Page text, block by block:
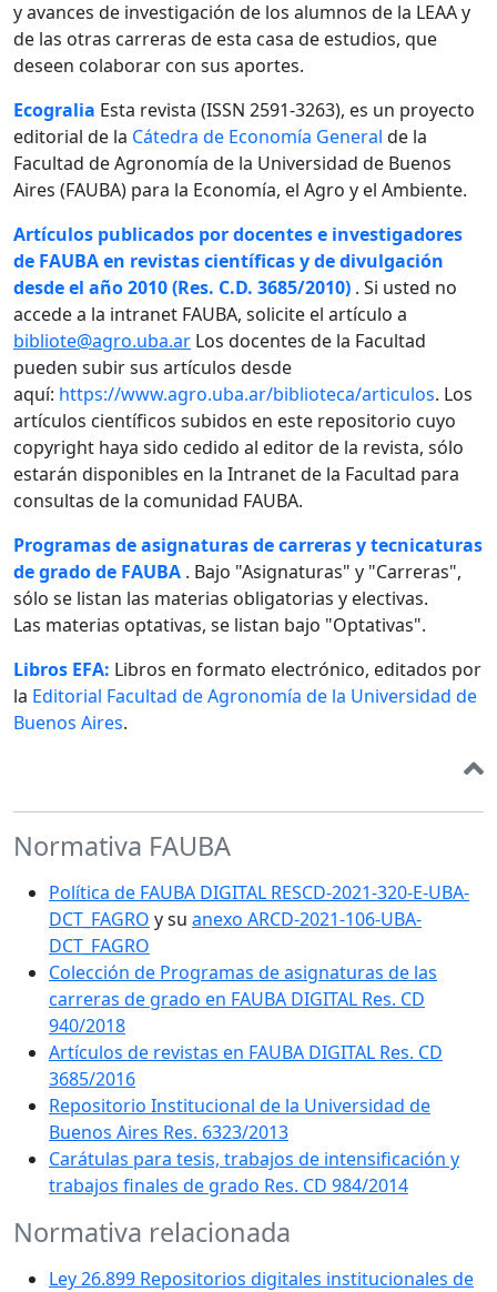
y avances de investigación de los alumnos de la LEAA y
de las otras carreras de esta casa de estudios, que
deseen colaborar con sus aportes.
Ecogralia Esta revista (ISSN 2591-3263), es un proyecto
editorial de la Cátedra de Economía General de la
Facultad de Agronomía de la Universidad de Buenos
Aires (FAUBA) para la Economía, el Agro y el Ambiente.
Artículos publicados por docentes e investigadores
de FAUBA en revistas científicas y de divulgación
desde el año 2010 (Res. C.D. 3685/2010) . Si usted no
accede a la intranet FAUBA, solicite el artículo a
bibliote@agro.uba.ar Los docentes de la Facultad
pueden subir sus artículos desde
aquí: https://www.agro.uba.ar/biblioteca/articulos. Los
artículos científicos subidos en este repositorio cuyo
copyright haya sido cedido al editor de la revista, sólo
estarán disponibles en la Intranet de la Facultad para
consultas de la comunidad FAUBA.
Programas de asignaturas de carreras y tecnicaturas
de grado de FAUBA . Bajo "Asignaturas" y "Carreras",
sólo se listan las materias obligatorias y electivas.
Las materias optativas, se listan bajo "Optativas".
Libros EFA: Libros en formato electrónico, editados por
la Editorial Facultad de Agronomía de la Universidad de
Buenos Aires.
Normativa FAUBA
Política de FAUBA DIGITAL RESCD-2021-320-E-UBA-
DCT_FAGRO y su anexo ARCD-2021-106-UBA-
DCT_FAGRO
Colección de Programas de asignaturas de las
carreras de grado en FAUBA DIGITAL Res. CD
940/2018
Artículos de revistas en FAUBA DIGITAL Res. CD
3685/2016
Repositorio Institucional de la Universidad de
Buenos Aires Res. 6323/2013
Carátulas para tesis, trabajos de intensificación y
trabajos finales de grado Res. CD 984/2014
Normativa relacionada
Ley 26.899 Repositorios digitales institucionales de